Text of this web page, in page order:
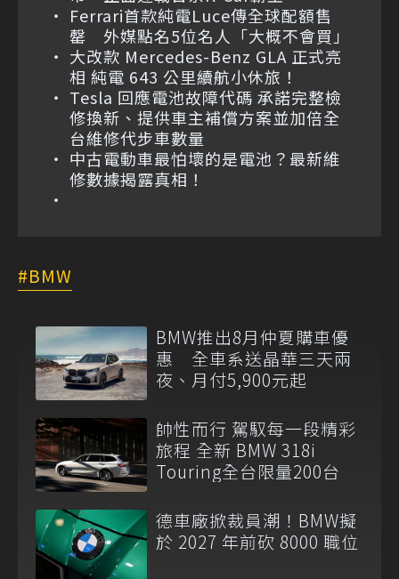
Ferrari首款純電Luce傳全球配額售
罄 外媒點名5位名人「大概不會買」
大改款 Mercedes-Benz GLA 正式亮
相 純電 643 公里續航小休旅！
Tesla 回應電池故障代碼 承諾完整檢
修換新、提供車主補償方案並加倍全
台維修代步車數量
中古電動車最怕壞的是電池？最新維
修數據揭露真相！
BMW
BMW推出8月仲夏購車優
惠 全車系送晶華三天兩
夜、月付5,900元起
帥性而行 駕馭每一段精彩
旅程 全新 BMW 318i
Touring全台限量200台
德車廠掀裁員潮！BMW擬
於 2027 年前砍 8000 職位